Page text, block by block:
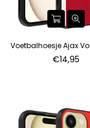
Voetbalhoesje Ajax
€14,95